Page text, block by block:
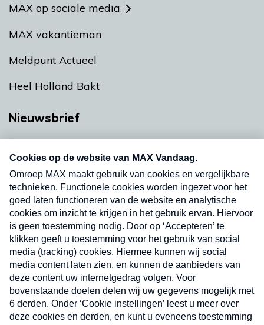
MAX op sociale media
MAX vakantieman
Meldpunt Actueel
Heel Holland Bakt
Nieuwsbrief
nieuwsbrief. Elke vrijdag- en dinsdagochtend in
uw mailbox.
Verzend
Nieuwsbrief